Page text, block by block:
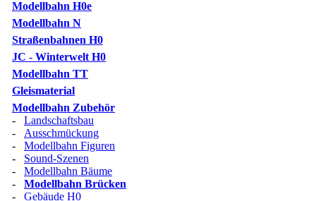
Modellbahn H0e
Modellbahn N
Straßenbahnen H0
JC - Winterwelt H0
Modellbahn TT
Gleismaterial
Modellbahn Zubehör
- Landschaftsbau
- Ausschmückung
- Modellbahn Figuren
- Sound-Szenen
- Modellbahn Bäume
- Modellbahn Brücken
- Gebäude H0